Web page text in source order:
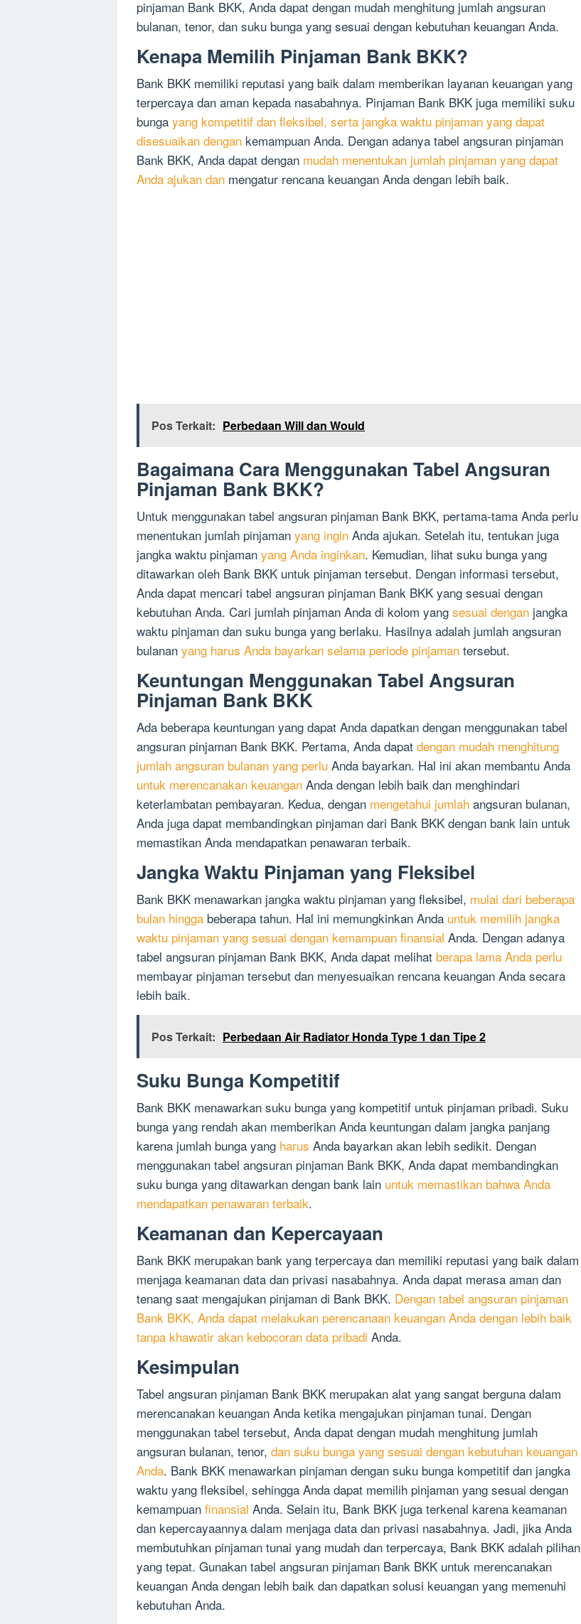
pinjaman Bank BKK, Anda dapat dengan mudah menghitung jumlah angsuran
bulanan, tenor, dan suku bunga yang sesuai dengan kebutuhan keuangan Anda.
Kenapa Memilih Pinjaman Bank BKK?
Bank BKK memiliki reputasi yang baik dalam memberikan layanan keuangan yang
terpercaya dan aman kepada nasabahnya. Pinjaman Bank BKK juga memiliki suku
bunga yang kompetitif dan fleksibel, serta jangka waktu pinjaman yang dapat
disesuaikan dengan kemampuan Anda. Dengan adanya tabel angsuran pinjaman
Bank BKK, Anda dapat dengan mudah menentukan jumlah pinjaman yang dapat
Anda ajukan dan mengatur rencana keuangan Anda dengan lebih baik.
Pos Terkait: Perbedaan Will dan Would
Bagaimana Cara Menggunakan Tabel Angsuran
Pinjaman Bank BKK?
Untuk menggunakan tabel angsuran pinjaman Bank BKK, pertama-tama Anda perlu
menentukan jumlah pinjaman yang ingin Anda ajukan. Setelah itu, tentukan juga
jangka waktu pinjaman yang Anda inginkan. Kemudian, lihat suku bunga yang
ditawarkan oleh Bank BKK untuk pinjaman tersebut. Dengan informasi tersebut,
Anda dapat mencari tabel angsuran pinjaman Bank BKK yang sesuai dengan
kebutuhan Anda. Cari jumlah pinjaman Anda di kolom yang sesuai dengan jangka
waktu pinjaman dan suku bunga yang berlaku. Hasilnya adalah jumlah angsuran
bulanan yang harus Anda bayarkan selama periode pinjaman tersebut.
Keuntungan Menggunakan Tabel Angsuran
Pinjaman Bank BKK
Ada beberapa keuntungan yang dapat Anda dapatkan dengan menggunakan tabel
angsuran pinjaman Bank BKK. Pertama, Anda dapat dengan mudah menghitung
jumlah angsuran bulanan yang perlu Anda bayarkan. Hal ini akan membantu Anda
untuk merencanakan keuangan Anda dengan lebih baik dan menghindari
keterlambatan pembayaran. Kedua, dengan mengetahui jumlah angsuran bulanan,
Anda juga dapat membandingkan pinjaman dari Bank BKK dengan bank lain untuk
memastikan Anda mendapatkan penawaran terbaik.
Jangka Waktu Pinjaman yang Fleksibel
Bank BKK menawarkan jangka waktu pinjaman yang fleksibel, mulai dari beberapa
bulan hingga beberapa tahun. Hal ini memungkinkan Anda untuk memilih jangka
waktu pinjaman yang sesuai dengan kemampuan finansial Anda. Dengan adanya
tabel angsuran pinjaman Bank BKK, Anda dapat melihat berapa lama Anda perlu
membayar pinjaman tersebut dan menyesuaikan rencana keuangan Anda secara
lebih baik.
Pos Terkait: Perbedaan Air Radiator Honda Type 1 dan Tipe 2
Suku Bunga Kompetitif
Bank BKK menawarkan suku bunga yang kompetitif untuk pinjaman pribadi. Suku
bunga yang rendah akan memberikan Anda keuntungan dalam jangka panjang
karena jumlah bunga yang harus Anda bayarkan akan lebih sedikit. Dengan
menggunakan tabel angsuran pinjaman Bank BKK, Anda dapat membandingkan
suku bunga yang ditawarkan dengan bank lain untuk memastikan bahwa Anda
mendapatkan penawaran terbaik.
Keamanan dan Kepercayaan
Bank BKK merupakan bank yang terpercaya dan memiliki reputasi yang baik dalam
menjaga keamanan data dan privasi nasabahnya. Anda dapat merasa aman dan
tenang saat mengajukan pinjaman di Bank BKK. Dengan tabel angsuran pinjaman
Bank BKK, Anda dapat melakukan perencanaan keuangan Anda dengan lebih baik
tanpa khawatir akan kebocoran data pribadi Anda.
Kesimpulan
Tabel angsuran pinjaman Bank BKK merupakan alat yang sangat berguna dalam
merencanakan keuangan Anda ketika mengajukan pinjaman tunai. Dengan
menggunakan tabel tersebut, Anda dapat dengan mudah menghitung jumlah
angsuran bulanan, tenor, dan suku bunga yang sesuai dengan kebutuhan keuangan
Anda. Bank BKK menawarkan pinjaman dengan suku bunga kompetitif dan jangka
waktu yang fleksibel, sehingga Anda dapat memilih pinjaman yang sesuai dengan
kemampuan finansial Anda. Selain itu, Bank BKK juga terkenal karena keamanan
dan kepercayaannya dalam menjaga data dan privasi nasabahnya. Jadi, jika Anda
membutuhkan pinjaman tunai yang mudah dan terpercaya, Bank BKK adalah pilihan
yang tepat. Gunakan tabel angsuran pinjaman Bank BKK untuk merencanakan
keuangan Anda dengan lebih baik dan dapatkan solusi keuangan yang memenuhi
kebutuhan Anda.